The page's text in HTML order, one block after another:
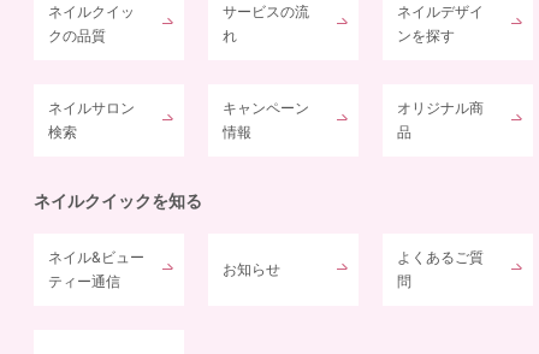
ネイルクイッ
クの品質
サービスの流
れ
ネイルデザイ
ンを探す
ネイルサロン
検索
キャンペーン
情報
オリジナル商
品
ネイルクイックを知る
ネイル&ビュー
ティー通信
お知らせ
よくあるご質
問